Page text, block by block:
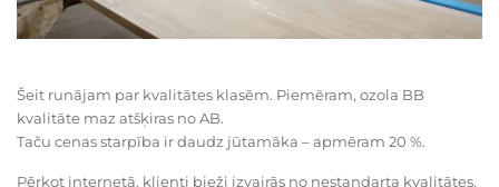
Šeit runājam par kvalitātes klasēm. Piemēram, ozola BB
kvalitāte maz atšķiras no AB.
Taču cenas starpība ir daudz jūtamāka – apmēram 20 %.
Pērkot internetā, klienti bieži izvairās no nestandarta kvalitātes.